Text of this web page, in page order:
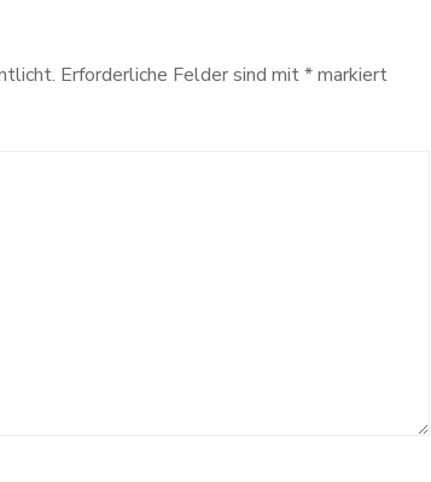
Erforderliche Felder sind mit*markiert